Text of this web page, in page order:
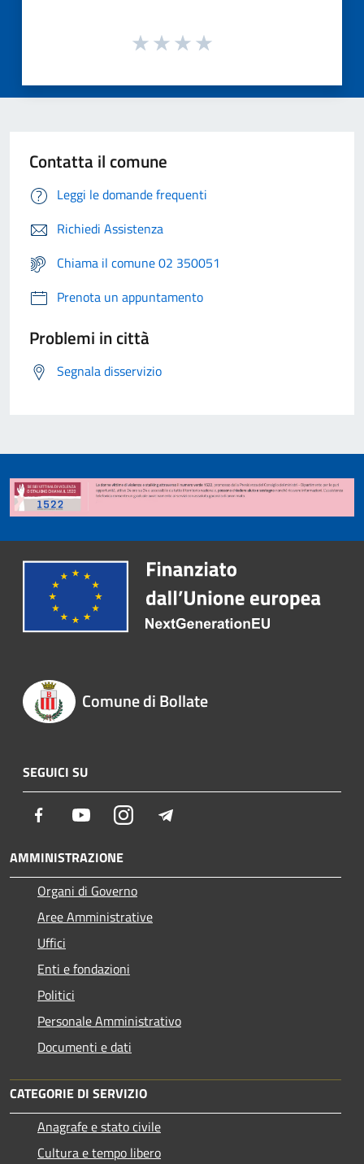
Contatta il comune
Leggi le domande frequenti
Richiedi Assistenza
Chiama il comune 02 350051
Prenota un appuntamento
Problemi in città
Segnala disservizio
Comune di Bollate
SEGUICI SU
Facebook YoutubeInstagram
AMMINISTRAZIONE
Organi di Governo
Aree Amministrative
Uffici
Enti e fondazioni
Politici
Personale Amministrativo
Documenti e dati
CATEGORIE DI SERVIZIO
Anagrafe e stato civile
Cultura e tempo libero